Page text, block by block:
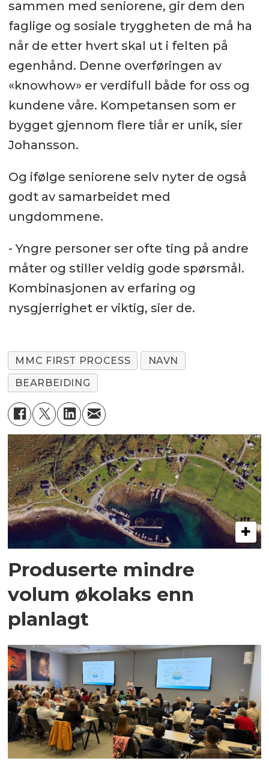
sammen med seniorene, gir dem den
faglige og sosiale tryggheten de må ha
når de etter hvert skal ut i felten på
egenhånd. Denne overføringen av
«knowhow» er verdifull både for oss og
kundene våre. Kompetansen som er
bygget gjennom flere tiår er unik, sier
Johansson.
Og ifølge seniorene selv nyter de også
godt av samarbeidet med
ungdommene.
- Yngre personer ser ofte ting på andre
måter og stiller veldig gode spørsmål.
Kombinasjonen av erfaring og
nysgjerrighet er viktig, sier de.
MMC FIRST PROCESS
NAVN
BEARBEIDING
Produserte mindre
volum økolaks enn
planlagt